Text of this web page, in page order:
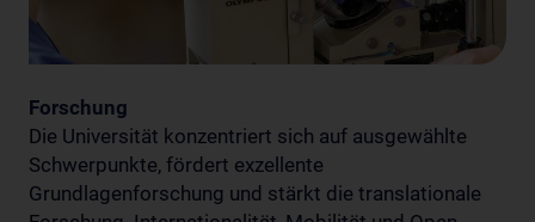
Forschung
Die Universität konzentriert sich auf ausgewählte
Schwerpunkte, fördert exzellente
Grundlagenforschung und stärkt die translationale